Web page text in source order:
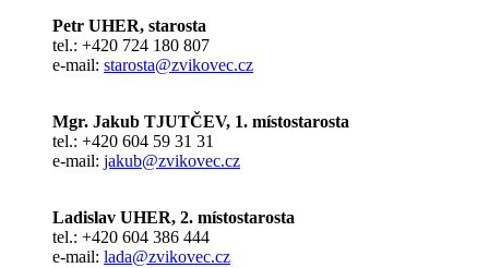
Petr UHER, starosta
tel.: +420 724 180 807
e-mail: starosta@zvikovec.cz
Mgr. Jakub TJUTČEV, 1. místostarosta
tel.: +420 604 59 31 31
e-mail: jakub@zvikovec.cz
Ladislav UHER, 2. místostarosta
tel.: +420 604 386 444
e-mail: lada@zvikovec.cz